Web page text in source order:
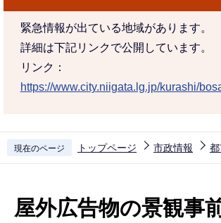
緊急情報が出ている地域があります。
詳細は下記リンクで公開しています。
リンク：
https://www.city.niigata.lg.jp/kurashi/
現在のページ トップページ 市政情報
屋外広告物の景観事